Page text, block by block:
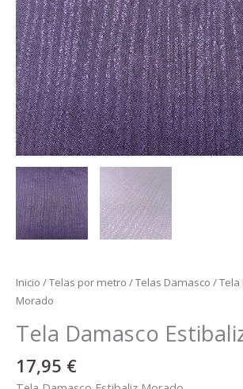
Inicio /Telas por metro /Telas Damasco / Tela
Morado
Tela Damasco
17,95 €